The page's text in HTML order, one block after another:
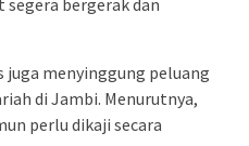
juga menyinggung peluang
di Jambi. Menurutnya,
perlu dikaji secara